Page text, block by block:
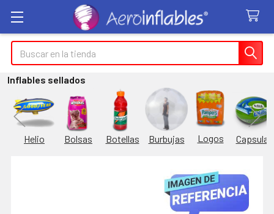
Buscar
Inflables sellados
Helio Bolsas Botellas Burbujas Logos Capsulas